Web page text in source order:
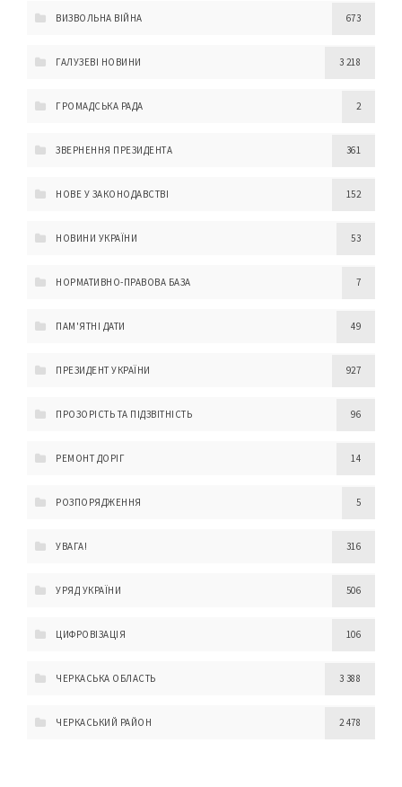
ВИЗВОЛЬНА ВІЙНА 673
ГАЛУЗЕВІ НОВИНИ 3 218
ГРОМАДСЬКА РАДА 2
ЗВЕРНЕННЯ ПРЕЗИДЕНТА 361
НОВЕ У ЗАКОНОДАВСТВІ 152
НОВИНИ УКРАЇНИ 53
НОРМАТИВНО-ПРАВОВА БАЗА 7
ПАМ'ЯТНІ ДАТИ 49
ПРЕЗИДЕНТ УКРАЇНИ 927
ПРОЗОРІСТЬ ТА ПІДЗВІТНІСТЬ 96
РЕМОНТ ДОРІГ 14
РОЗПОРЯДЖЕННЯ 5
УВАГА! 316
УРЯД УКРАЇНИ 506
ЦИФРОВІЗАЦІЯ 106
ЧЕРКАСЬКА ОБЛАСТЬ 3 388
ЧЕРКАСЬКИЙ РАЙОН 2 478